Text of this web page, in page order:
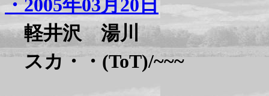
・2005年03月20日
軽井沢 湯川
スカ・・(ToT)/~~~